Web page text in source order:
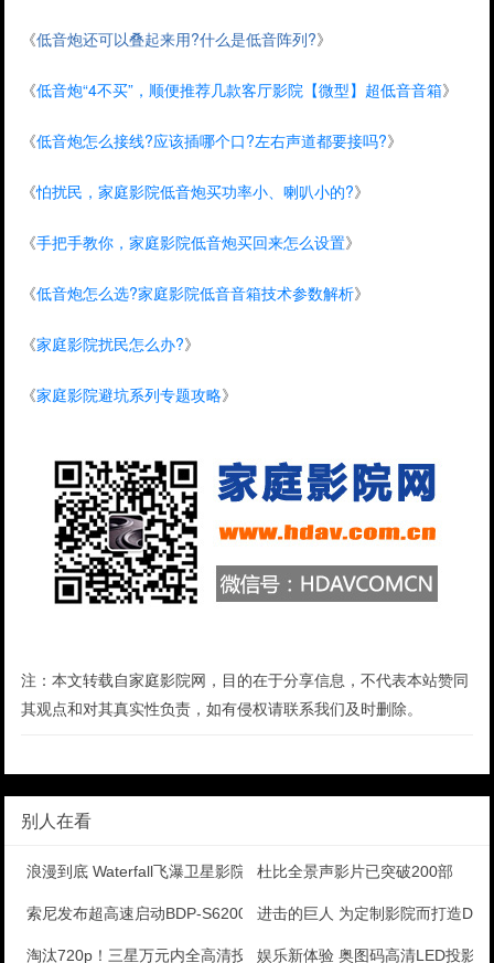
《低音炮还可以叠起来用?什么是低音阵列?》
《低音炮“4不买”，顺便推荐几款客厅影院【微型】超低音音箱》
《低音炮怎么接线?应该插哪个口?左右声道都要接吗?》
《怕扰民，家庭影院低音炮买功率小、喇叭小的?》
《手把手教你，家庭影院低音炮买回来怎么设置》
《低音炮怎么选?家庭影院低音音箱技术参数解析》
《家庭影院扰民怎么办?》
《家庭影院避坑系列专题攻略》
注：本文转载自家庭影院网，目的在于分享信息，不代表本站赞同
其观点和对其真实性负责，如有侵权请联系我们及时删除。
别人在看
浪漫到底 Waterfall飞瀑卫星影院 杜比全景声影片已突破200部
索尼发布超高速启动BDP-S6200蓝光机进击的巨人 为定制影院而打造
淘汰720p！三星万元内全高清投影评测娱乐新体验 奥图码高清LED投影